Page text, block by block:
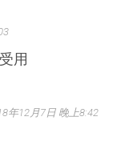
用
年12月7日 晚上8:42